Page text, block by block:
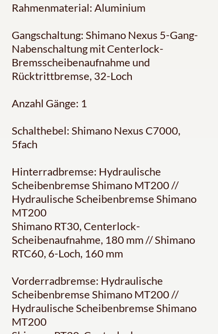
Rahmenmaterial: Aluminium
Gangschaltung: Shimano Nexus 5-Gang-
Nabenschaltung mit Centerlock-
Bremsscheibenaufnahme und
Rücktrittbremse, 32-Loch
Anzahl Gänge: 1
Schalthebel: Shimano Nexus C7000,
5fach
Hinterradbremse: Hydraulische
Scheibenbremse Shimano MT200 //
Hydraulische Scheibenbremse Shimano
MT200
Shimano RT30, Centerlock-
Scheibenaufnahme, 180 mm // Shimano
RTC60, 6-Loch, 160 mm
Vorderradbremse: Hydraulische
Scheibenbremse Shimano MT200 //
Hydraulische Scheibenbremse Shimano
MT200